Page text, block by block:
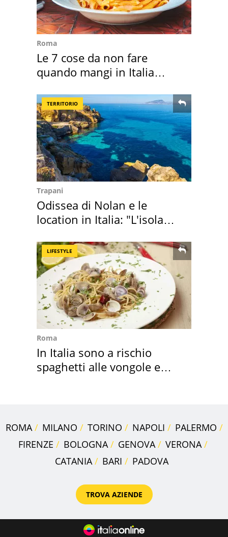
Roma
Le 7 cose da non fare
quando mangi in Italia
TERRITORIO
Trapani
Odissea di Nolan e le
location in Italia: "L'isola
LIFESTYLE
Roma
In Italia sono a rischio
spaghetti alle vongole e
ROMA MILANO TORINO NAPOLI
PALERMO
FIRENZE
BOLOGNA GENOVA
VERONA
CATANIA
BARI PADOVA
TROVA AZIENDE